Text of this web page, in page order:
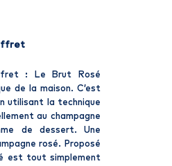
: Le Brut Rosé
de la maison. C’est
utilisant la technique
au champagne
de dessert. Une
rosé. Proposé
est tout simplement